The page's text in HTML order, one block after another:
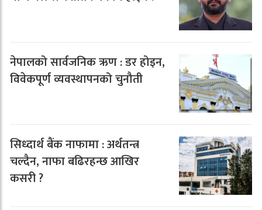
नेपालको सार्वजनिक ऋण : डर होइन,
विवेकपूर्ण व्यवस्थापनको चुनौती
सिध्दार्थ बैंक नाफामा : अर्थतन्त्र
चल्दैन, नाफा बढिरहन्छ आखिर
कसरी ?